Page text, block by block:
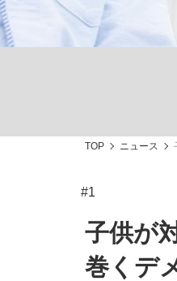
「
TOP ニュース
#1
子供が
巻くデ